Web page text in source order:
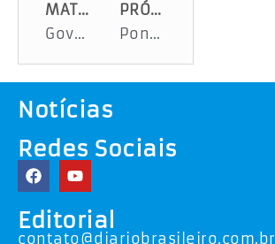
MATÉRIA ANTERIOR
Governo do Estado dá início a turmas de qualificação profissional Presídio Feminino de Sergipe
PRÓXIMA MATÉRIA
Ponte Joel Silveira em Aracaju será parcialmente bloqueada nesta quinta-feira
Notícias
Redes Sociais
Editorial
contato@diariobrasileiro.com.br